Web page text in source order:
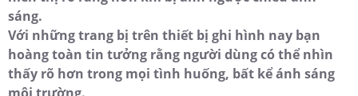
sáng.
Với những trang bị trên thiết bị ghi hình nay bạn
hoàng toàn tin tưởng rằng người dùng có thể nhìn
thấy rõ hơn trong mọi tình huống, bất kể ánh sáng